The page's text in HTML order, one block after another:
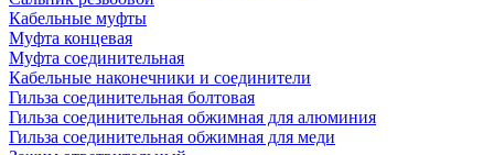
Кабельные муфты
Муфта концевая
Муфта соединительная
Кабельные наконечники и соединители
Гильза соединительная болтовая
Гильза соединительная обжимная для алюминия
Гильза соединительная обжимная для меди